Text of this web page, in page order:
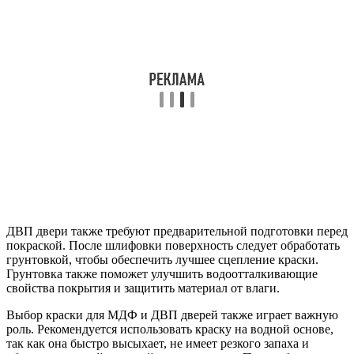
ДВП двери также требуют предварительной подготовки перед
покраской. После шлифовки поверхность следует обработать
грунтовкой, чтобы обеспечить лучшее сцепление краски.
Грунтовка также поможет улучшить водоотталкивающие
свойства покрытия и защитить материал от влаги.
Выбор краски для МДФ и ДВП дверей также играет важную
роль. Рекомендуется использовать краску на водной основе,
так как она быстро высыхает, не имеет резкого запаха и